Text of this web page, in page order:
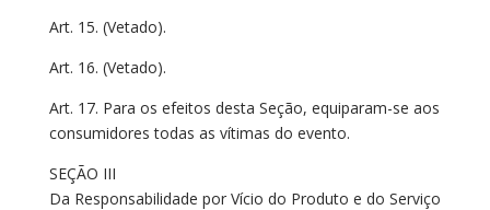
Art. 15. (Vetado).
Art. 16. (Vetado).
Art. 17. Para os efeitos desta Seção, equiparam-se aos
consumidores todas as vítimas do evento.
SEÇÃO III
Da Responsabilidade por Vício do Produto e do Serviço